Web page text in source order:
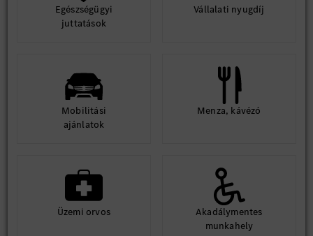
Egészségügyi
juttatások
Vállalati nyugdíj
Mobilitási
ajánlatok
Menza, kávézó
Üzemi orvos
Akadálymentes
munkahely